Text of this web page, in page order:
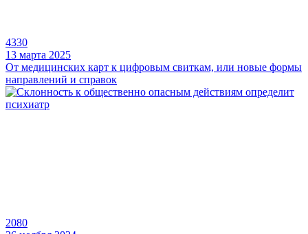
4330
13 марта 2025
От медицинских карт к цифровым свиткам, или новые формы
направлений и справок
2080